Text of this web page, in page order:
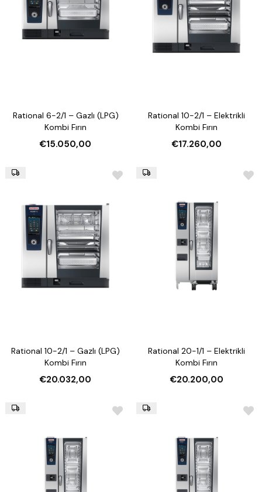
Rational 6-2/1 – Gazlı (LPG)
Kombi Fırın
€15.050,00
Rational 10-2/1 – Elektrikli
Kombi Fırın
€17.260,00
Rational 10-2/1 – Gazlı (LPG)
Kombi Fırın
€20.032,00
Rational 20-1/1 – Elektrikli
Kombi Fırın
€20.200,00